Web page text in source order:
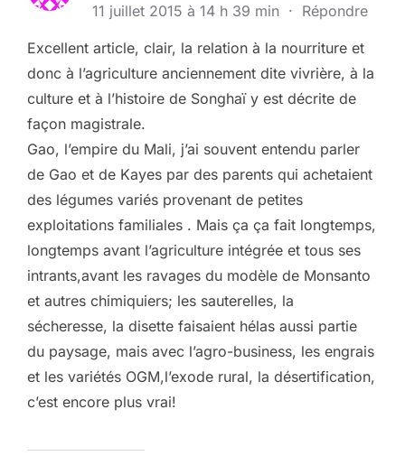
11 juillet 2015 à 14 h 39 min · Répondre
Excellent article, clair, la relation à la nourriture et
donc à l’agriculture anciennement dite vivrière, à la
culture et à l’histoire de Songhaï y est décrite de
façon magistrale.
Gao, l’empire du Mali, j’ai souvent entendu parler
de Gao et de Kayes par des parents qui achetaient
des légumes variés provenant de petites
exploitations familiales . Mais ça ça fait longtemps,
longtemps avant l’agriculture intégrée et tous ses
intrants,avant les ravages du modèle de Monsanto
et autres chimiquiers; les sauterelles, la
sécheresse, la disette faisaient hélas aussi partie
du paysage, mais avec l’agro-business, les engrais
et les variétés OGM,l’exode rural, la désertification,
c’est encore plus vrai!